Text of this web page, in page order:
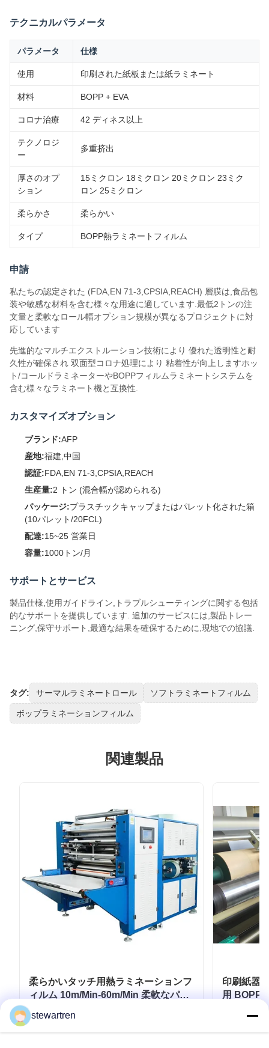
テクニカルパラメータ
パラメータ 仕様
使用 印刷された紙板または紙ラミネート
材料 BOPP + EVA
コロナ治療 42 ディネス以上
テクノロジ
ー
多重挤出
厚さのオプ
ション
15ミクロン 18ミクロン 20ミクロン 23ミク
ロン 25ミクロン
柔らかさ 柔らかい
タイプ BOPP熱ラミネートフィルム
申請
私たちの認定された (FDA,EN 71-3,CPSIA,REACH) 層膜は,食品包
装や敏感な材料を含む様々な用途に適しています.最低2トンの注
文量と柔軟なロール幅オプション規模が異なるプロジェクトに対
応しています
先進的なマルチエクストルーション技術により 優れた透明性と耐
久性が確保され 双面型コロナ処理により 粘着性が向上しますホッ
ト/コールドラミネーターやBOPPフィルムラミネートシステムを
含む様々なラミネート機と互換性.
カスタマイズオプション
ブランド:AFP
産地:福建,中国
認証:FDA,EN 71-3,CPSIA,REACH
生産量:2 トン (混合幅が認められる)
パッケージ:プラスチックキャップまたはパレット化された箱
(10パレット/20FCL)
配達:15~25 営業日
容量:1000トン/月
サポートとサービス
製品仕様,使用ガイドライン,トラブルシューティングに関する包括
的なサポートを提供しています. 追加のサービスには,製品トレー
ニング,保守サポート,最適な結果を確保するために,現地での協議.
タグ: サーマルラミネートロール ソフトラミネートフィルム
ボップラミネーションフィルム
関連製品
柔らかいタッチ用熱ラミネーションフ
ィルム 10m/Min-60m/Min 柔軟なパッ
ケージ用
印刷紙器
用 BOPP
stewartren